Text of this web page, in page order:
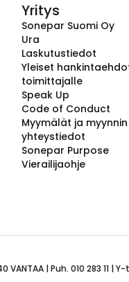
Yritys
Sonepar Suomi Oy
Ura
Laskutustiedot
Yleiset
toimittajalle
Speak Up
Code of Conduct
Myymälät ja myynnin
yhteystiedot
Sonepar Purpose
Vierailijaohje
VANTAA | Puh. 010 283 11 |